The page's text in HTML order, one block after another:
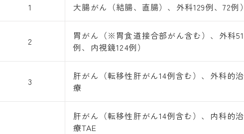
1 大腸がん（結腸、直腸）、外科129例、72例）
2
胃がん（※胃食道接合部がん含む）、外科51
例、内視鏡124例）
3
肝がん（転移性肝がん14例含む）、外科的治
療
肝がん（転移性肝がん14例含む）、内科的治
療TAE